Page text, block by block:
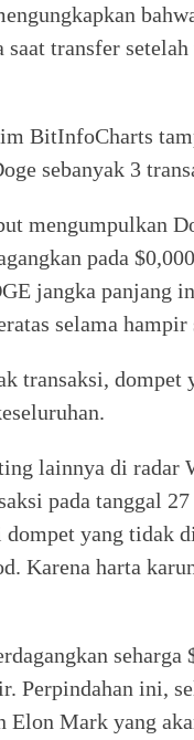
saat transfer
BitInfoCharts
sebanyak 3
mengumpulkan
pada
jangka panjang
selama hampir
transaksi, dompet
lainnya di radar
pada tanggal
yang tidak
Karena harta
seharga
Perpindahan ini,
Elon Mark yang